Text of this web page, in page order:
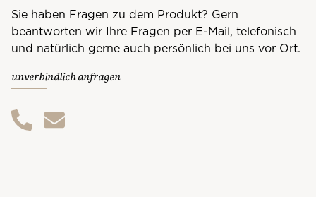
Sie haben Fragen zu dem Produkt? Gern
beantworten wir Ihre Fragen per E-Mail, telefonisch
und natürlich gerne auch persönlich bei uns vor Ort.
unverbindlich anfragen